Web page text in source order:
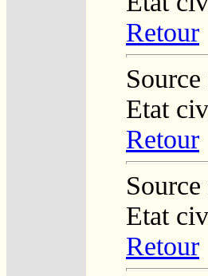
Retour
Etat
Retour
Source
Etat
Retour